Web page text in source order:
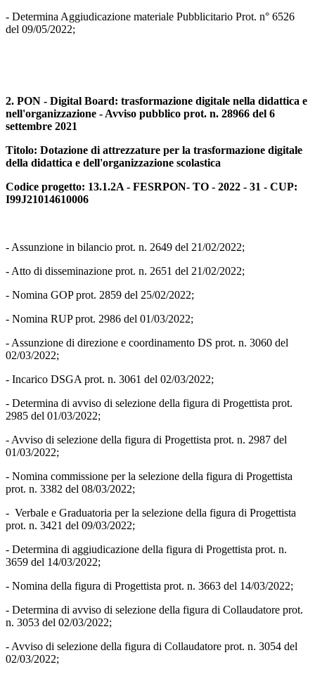
- Determina Aggiudicazione materiale Pubblicitario Prot. n° 6526
del 09/05/2022;
2. PON - Digital Board: trasformazione digitale nella didattica e
nell'organizzazione - Avviso pubblico prot. n. 28966 del 6
settembre 2021
Titolo: Dotazione di attrezzature per la trasformazione digitale
della didattica e dell'organizzazione scolastica
Codice progetto: 13.1.2A - FESRPON- TO - 2022 - 31 - CUP:
I99J21014610006
- Assunzione in bilancio prot. n. 2649 del 21/02/2022;
- Atto di disseminazione prot. n. 2651 del 21/02/2022;
- Nomina GOP prot. 2859 del 25/02/2022;
- Nomina RUP prot. 2986 del 01/03/2022;
- Assunzione di direzione e coordinamento DS prot. n. 3060 del
02/03/2022;
- Incarico DSGA prot. n. 3061 del 02/03/2022;
- Determina di avviso di selezione della figura di Progettista prot.
2985 del 01/03/2022;
- Avviso di selezione della figura di Progettista prot. n. 2987 del
01/03/2022;
- Nomina commissione per la selezione della figura di Progettista
prot. n. 3382 del 08/03/2022;
- Verbale e Graduatoria per la selezione della figura di Progettista
prot. n. 3421 del 09/03/2022;
- Determina di aggiudicazione della figura di Progettista prot. n.
3659 del 14/03/2022;
- Nomina della figura di Progettista prot. n. 3663 del 14/03/2022;
- Determina di avviso di selezione della figura di Collaudatore prot.
n. 3053 del 02/03/2022;
- Avviso di selezione della figura di Collaudatore prot. n. 3054 del
02/03/2022;